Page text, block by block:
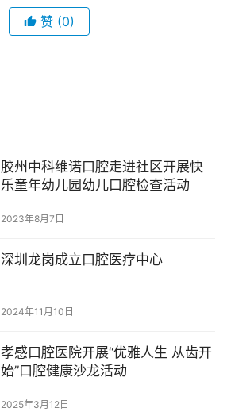
赞 (0)
胶州中科维诺口腔走进社区开展快
乐童年幼儿园幼儿口腔检查活动
2023年8月7日
深圳龙岗成立口腔医疗中心
2024年11月10日
孝感口腔医院开展“优雅人生 从齿开
始”口腔健康沙龙活动
2025年3月12日